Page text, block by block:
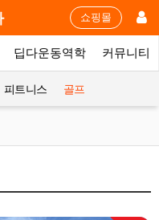
쇼핑몰
딥다운동역학 커뮤니티
피트니스 골프